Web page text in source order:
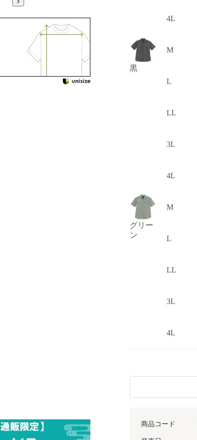
商品コード
4L
黒
M
L
LL
3L
4L
グリー
ン
M
L
LL
3L
4L